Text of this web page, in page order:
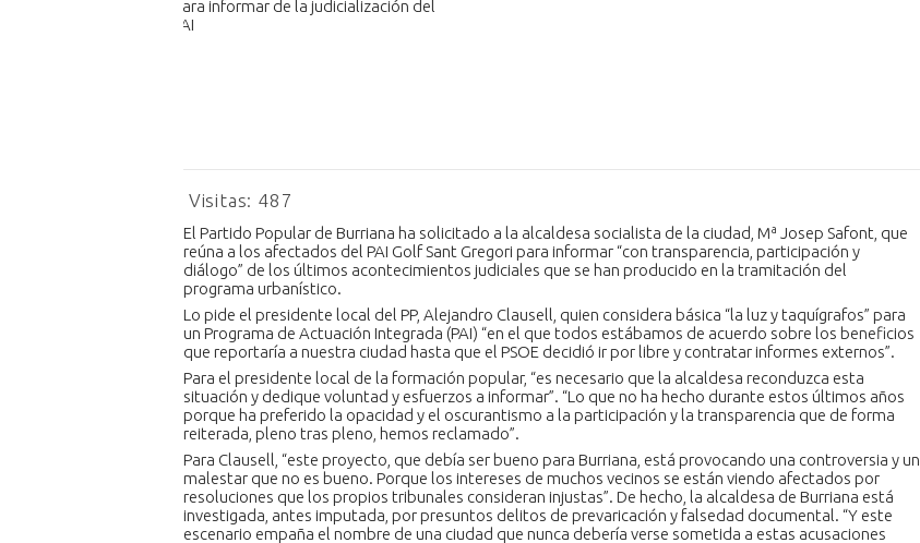
Visitas: 487
El Partido Popular de Burriana ha solicitado a la alcaldesa socialista de la ciudad, Mª Josep Safont, que
reúna a los afectados del PAI Golf Sant Gregori para informar “con transparencia, participación y
diálogo” de los últimos acontecimientos judiciales que se han producido en la tramitación del
programa urbanístico.
Lo pide el presidente local del PP, Alejandro Clausell, quien considera básica “la luz y taquígrafos” para
un Programa de Actuación Integrada (PAI) “en el que todos estábamos de acuerdo sobre los beneficios
que reportaría a nuestra ciudad hasta que el PSOE decidió ir por libre y contratar informes externos”.
Para el presidente local de la formación popular, “es necesario que la alcaldesa reconduzca esta
situación y dedique voluntad y esfuerzos a informar”. “Lo que no ha hecho durante estos últimos años
porque ha preferido la opacidad y el oscurantismo a la participación y la transparencia que de forma
reiterada, pleno tras pleno, hemos reclamado”.
Para Clausell, “este proyecto, que debía ser bueno para Burriana, está provocando una controversia y un
malestar que no es bueno. Porque los intereses de muchos vecinos se están viendo afectados por
resoluciones que los propios tribunales consideran injustas”. De hecho, la alcaldesa de Burriana está
investigada, antes imputada, por presuntos delitos de prevaricación y falsedad documental. “Y este
escenario empaña el nombre de una ciudad que nunca debería verse sometida a estas acusaciones